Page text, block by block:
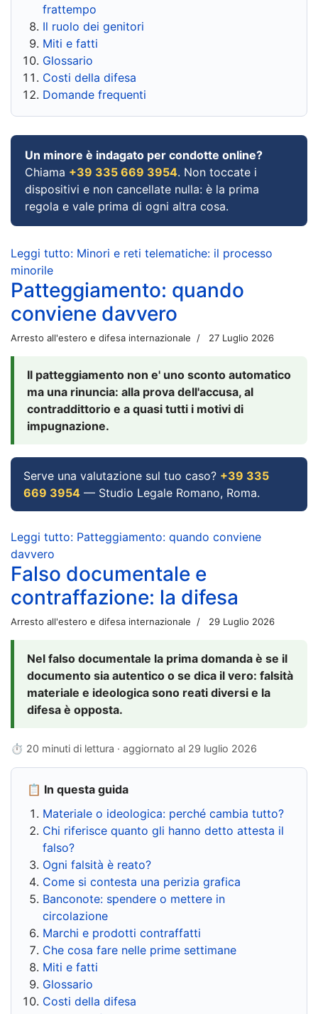
frattempo
Il ruolo dei genitori
Miti e fatti
Glossario
Costi della difesa
Domande frequenti
Un minore è indagato per condotte online?
Chiama +39 335 669 3954. Non toccate i
dispositivi e non cancellate nulla: è la prima
regola e vale prima di ogni altra cosa.
Leggi tutto: Minori e reti telematiche: il processo
minorile
Patteggiamento: quando
conviene davvero
Arresto all'estero e difesa internazionale 27 Luglio 2026
Il patteggiamento non e' uno sconto automatico
ma una rinuncia: alla prova dell'accusa, al
contraddittorio e a quasi tutti i motivi di
impugnazione.
Serve una valutazione sul tuo caso? +39 335
669 3954 — Studio Legale Romano, Roma.
Leggi tutto: Patteggiamento: quando conviene
davvero
Falso documentale e
contraffazione: la difesa
Arresto all'estero e difesa internazionale 29 Luglio 2026
Nel falso documentale la prima domanda è se il
documento sia autentico o se dica il vero: falsità
materiale e ideologica sono reati diversi e la
difesa è opposta.
⏱ 20 minuti di lettura · aggiornato al 29 luglio 2026
📋 In questa guida
Materiale o ideologica: perché cambia tutto?
Chi riferisce quanto gli hanno detto attesta il
falso?
Ogni falsità è reato?
Come si contesta una perizia grafica
Banconote: spendere o mettere in
circolazione
Marchi e prodotti contraffatti
Che cosa fare nelle prime settimane
Miti e fatti
Glossario
Costi della difesa